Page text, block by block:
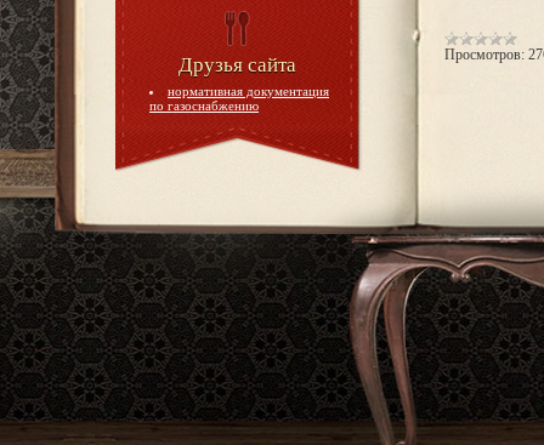
Друзья сайта
нормативная документация
по газоснабжению
Просмотров: